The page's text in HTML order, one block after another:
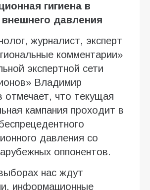
гигиена в
внешнего давления
журналист, эксперт
комментарии»
экспертной сети
Владимир
отмечает, что текущая
кампания проходит в
давления со
оппонентов.
нас ждут
информационные